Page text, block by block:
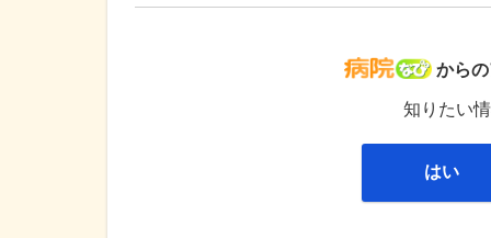
病院な
から
知りたい
はい